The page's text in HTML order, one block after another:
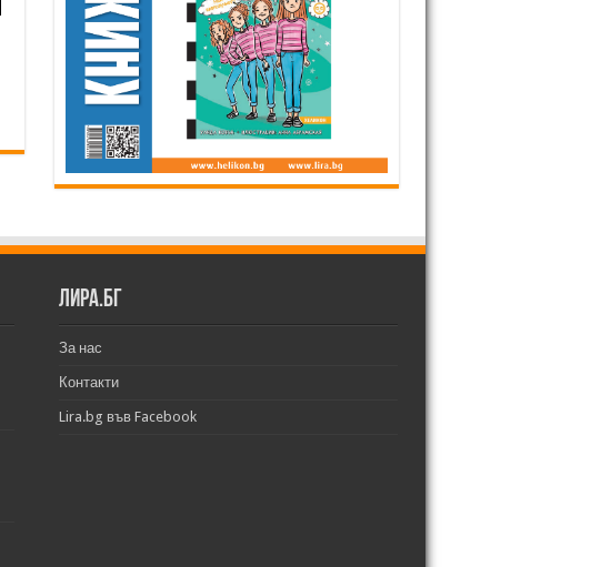
Лира.бг
За нас
Контакти
Lira.bg във Facebook